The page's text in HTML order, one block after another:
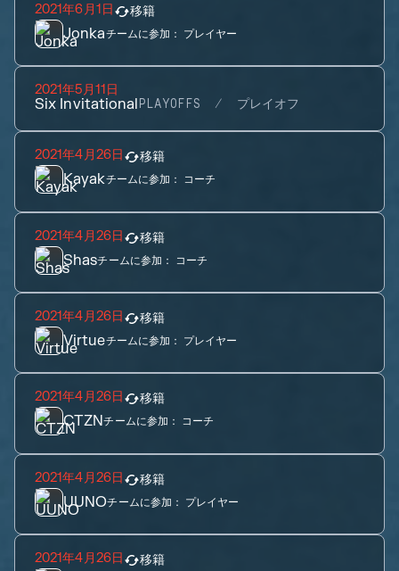
2021年6月1日 移籍
Jonkaチームに参加： プレイヤー
2021年5月11日
Six InvitationalPLAYOFFS プレイオフ
2021年4月26日 移籍
Kayakチームに参加： コーチ
2021年4月26日 移籍
Shasチームに参加： コーチ
2021年4月26日 移籍
Virtueチームに参加： プレイヤー
2021年4月26日 移籍
CTZNチームに参加： コーチ
2021年4月26日 移籍
UUNOチームに参加： プレイヤー
2021年4月26日 移籍